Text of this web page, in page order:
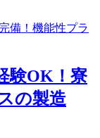
験OK！寮
の製造